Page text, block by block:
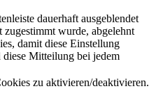
dauerhaft ausgeblendet
wurde, abgelehnt
damit diese Einstellung
Mitteilung bei jedem
zu aktivieren/deaktivieren.